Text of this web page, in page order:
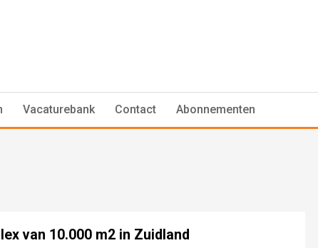
Vacaturebank Contact Abonnementen
van 10.000 m2 in Zuidland